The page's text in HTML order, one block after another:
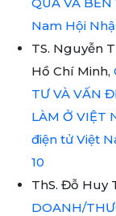
Nam Hội
TS. Nguyễn
Hồ Chí Minh,
TƯ VÀ VẤN
LÀM Ở VIỆT
điện tử Việt
10
ThS. Đỗ Huy
DOANH/